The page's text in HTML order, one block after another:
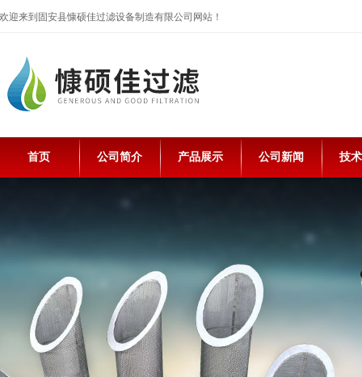
欢迎来到固安县慷硕佳过滤设备制造有限公司网站！
首页 公司简介 产品展示 公司新闻 技